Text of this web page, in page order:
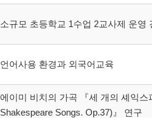
소규모 초등학교 1수업 2교사제 운영
언어사용 환경과 외국어교육
에이미 비치의 가곡 『세 개의 셰익스
Shakespeare Songs. Op.37)』 연구